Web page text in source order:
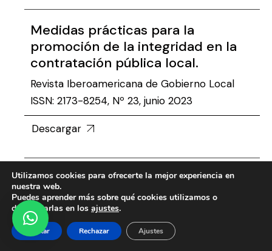
Medidas prácticas para la
promoción de la integridad en la
contratación pública local.
Revista Iberoamericana de Gobierno Local
ISSN: 2173-8254, Nº 23, junio 2023
Descargar
2022
Las nuevas tecnologias al
servicio de la integridad y lucha
Utilizamos cookies para ofrecerte la mejor experiencia en
nuestra web.
Puedes aprender más sobre qué cookies utilizamos o
desactivarlas en los ajustes.
Aceptar Rechazar Ajustes